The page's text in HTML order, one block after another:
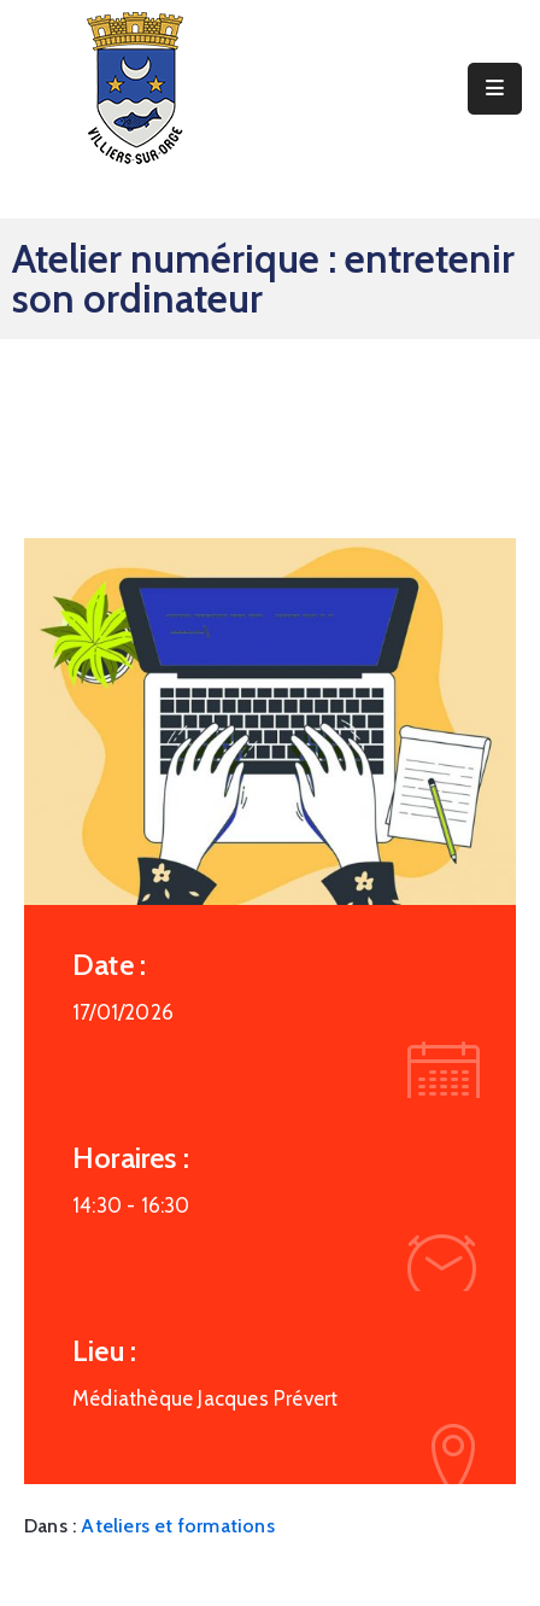
Mes
Sorties
Atelier numérique : entretenir
son ordinateur
Date :
17/01/2026
Horaires :
14:30 - 16:30
Lieu :
Médiathèque Jacques Prévert
Dans : Ateliers et formations